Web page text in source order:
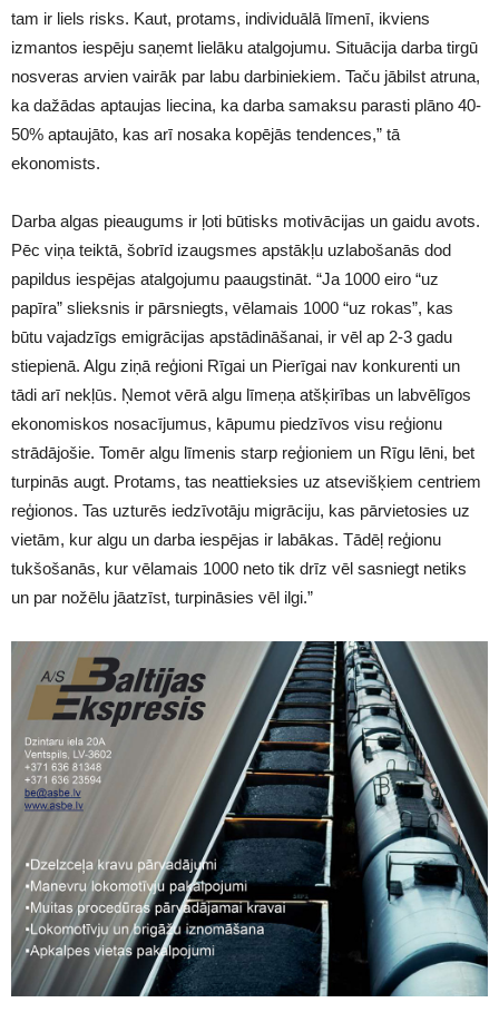
tam ir liels risks. Kaut, protams, individuālā līmenī, ikviens
izmantos iespēju saņemt lielāku atalgojumu. Situācija darba tirgū
nosveras arvien vairāk par labu darbiniekiem. Taču jābilst atruna,
ka dažādas aptaujas liecina, ka darba samaksu parasti plāno 40-
50% aptaujāto, kas arī nosaka kopējās tendences,” tā
ekonomists.
Darba algas pieaugums ir ļoti būtisks motivācijas un gaidu avots.
Pēc viņa teiktā, šobrīd izaugsmes apstākļu uzlabošanās dod
papildus iespējas atalgojumu paaugstināt. “Ja 1000 eiro “uz
papīra” slieksnis ir pārsniegts, vēlamais 1000 “uz rokas”, kas
būtu vajadzīgs emigrācijas apstādināšanai, ir vēl ap 2-3 gadu
stiepienā. Algu ziņā reģioni Rīgai un Pierīgai nav konkurenti un
tādi arī nekļūs. Ņemot vērā algu līmeņa atšķirības un labvēlīgos
ekonomiskos nosacījumus, kāpumu piedzīvos visu reģionu
strādājošie. Tomēr algu līmenis starp reģioniem un Rīgu lēni, bet
turpinās augt. Protams, tas neattieksies uz atsevišķiem centriem
reģionos. Tas uzturēs iedzīvotāju migrāciju, kas pārvietosies uz
vietām, kur algu un darba iespējas ir labākas. Tādēļ reģionu
tukšošanās, kur vēlamais 1000 neto tik drīz vēl sasniegt netiks
un par nožēlu jāatzīst, turpināsies vēl ilgi.”